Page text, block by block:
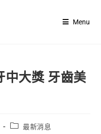
Menu
中大獎 牙齒美
最新消息